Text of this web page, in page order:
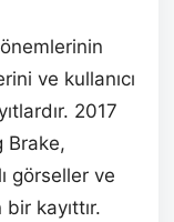
ve kullanıcı
2017
Brake,
görseller ve
kayıttır.